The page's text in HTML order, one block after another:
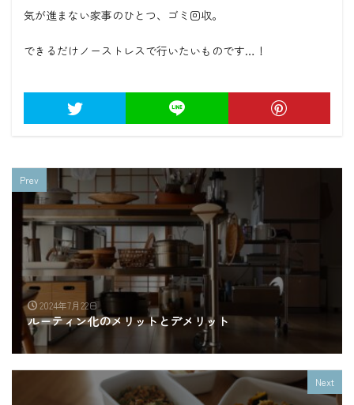
気が進まない家事のひとつ、ゴミ回収。
できるだけノーストレスで行いたいものです…！
Prev
2024年7月22日
ルーティン化のメリットとデメリット
Next